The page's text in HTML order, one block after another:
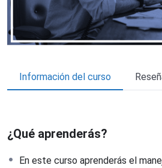
Información del curso
¿Qué aprenderás?
En este curso aprenderás el